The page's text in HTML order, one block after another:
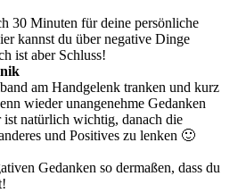
30 Minuten für deine persönliche
kannst du über negative Dinge
ist aber Schluss!
am Handgelenk tranken und kurz
wieder unangenehme Gedanken
ist natürlich wichtig, danach die
und Positives zu lenken 🙂
Gedanken so dermaßen, dass du